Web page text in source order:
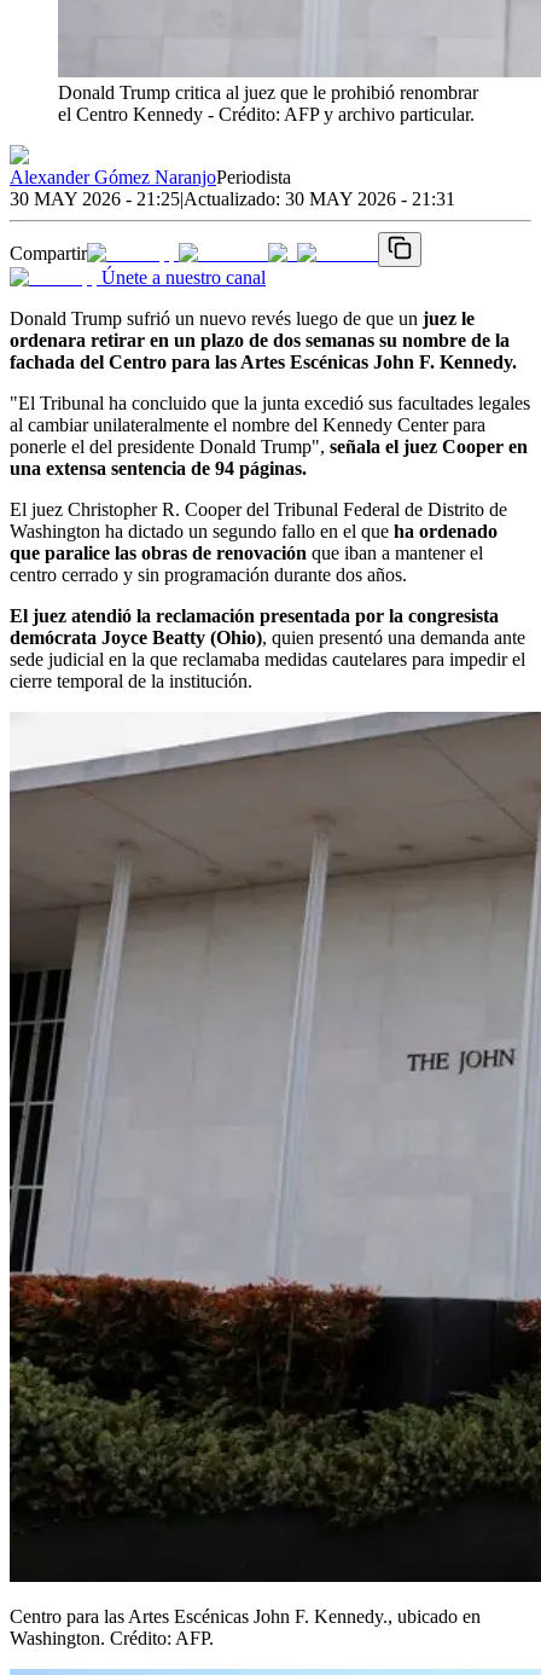
Donald Trump critica al juez que le prohibió renombrar
el Centro Kennedy - Crédito: AFP y archivo particular.
Alexander Gómez NaranjoPeriodista
30 MAY 2026 - 21:25|Actualizado: 30 MAY 2026 - 21:31
Compartir
Únete a nuestro canal
Donald Trump sufrió un nuevo revés luego de que un juez le
ordenara retirar en un plazo de dos semanas su nombre de la
fachada del Centro para las Artes Escénicas John F. Kennedy.
"El Tribunal ha concluido que la junta excedió sus facultades legales
al cambiar unilateralmente el nombre del Kennedy Center para
ponerle el del presidente Donald Trump", señala el juez Cooper en
una extensa sentencia de 94 páginas.
El juez Christopher R. Cooper del Tribunal Federal de Distrito de
Washington ha dictado un segundo fallo en el que ha ordenado
que paralice las obras de renovación que iban a mantener el
centro cerrado y sin programación durante dos años.
El juez atendió la reclamación presentada por la congresista
demócrata Joyce Beatty (Ohio), quien presentó una demanda ante
sede judicial en la que reclamaba medidas cautelares para impedir el
cierre temporal de la institución.
Centro para las Artes Escénicas John F. Kennedy., ubicado en
Washington. Crédito: AFP.